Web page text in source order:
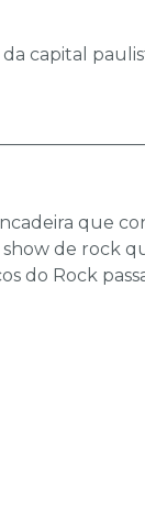
capital
que
de rock
do Rock